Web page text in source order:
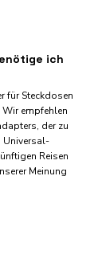
ich
für Steckdosen
empfehlen
der zu
Universal-
Reisen
Meinung